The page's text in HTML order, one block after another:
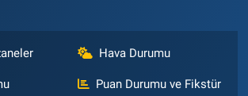
Hava Durumu
Puan Durumu ve Fikstür